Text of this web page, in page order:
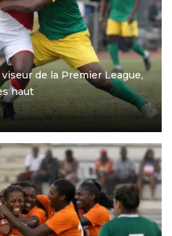
de la Premier League,
haut